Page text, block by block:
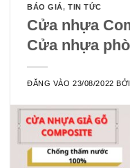
BÁO GIÁ,TIN TỨC
Cửa nhựa
Cửa nhựa
ĐĂNG VÀO23/08/2022